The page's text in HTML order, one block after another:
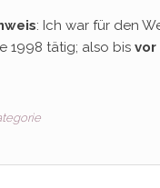
: Ich war für den
1998 tätig; also bis vor